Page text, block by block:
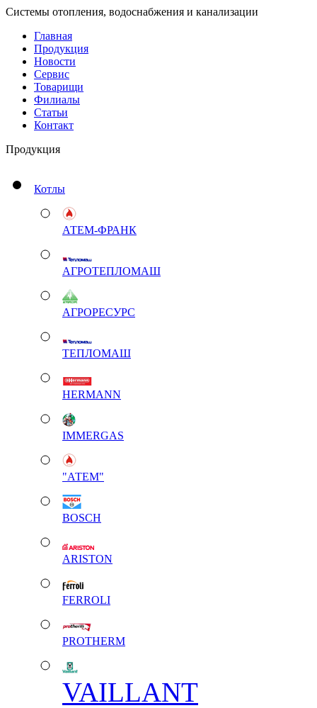
Системы отопления, водоснабжения и канализации
Главная
Продукция
Новости
Сервис
Товарищи
Филиалы
Статьи
Контакт
Продукция
Котлы
АТЕМ-ФРАНК
АГРОТЕПЛОМАШ
АГРОРЕСУРС
ТЕПЛОМАШ
HERMANN
IMMERGAS
"АТЕМ"
BOSCH
ARISTON
FERROLI
PROTHERM
VAILLANT